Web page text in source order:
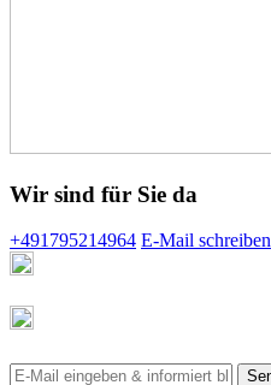
Wir sind für Sie da
+491795214964 E-Mail schreiben